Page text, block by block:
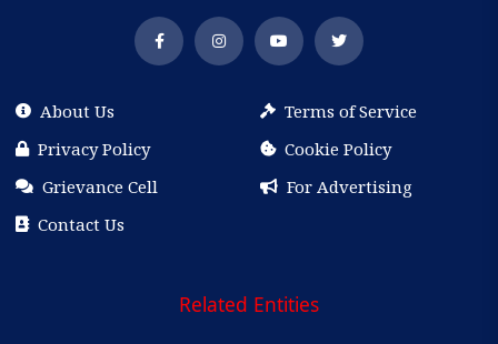
About Us
Terms of Service
Privacy Policy
Cookie Policy
Grievance Cell
For Advertising
Contact Us
Related Entities